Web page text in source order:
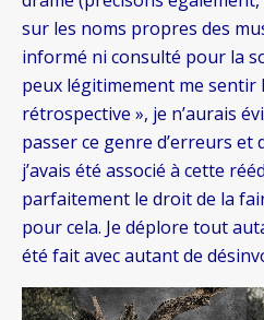
sur les noms propres des
informé ni consulté pour la
peux légitimement me sentir
rétrospective », je n’aurais
passer ce genre d’erreurs et
j’avais été associé à cette
parfaitement le droit de la
pour cela. Je déplore tout
été fait avec autant de